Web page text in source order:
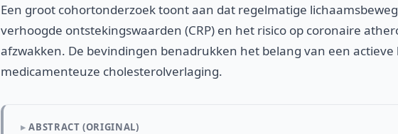
Een groot cohortonderzoek toont aan dat regelmatige
verhoogde ontstekingswaarden (CRP) en het risico op coronaire
afzwakken. De bevindingen benadrukken het belang van een
medicamenteuze cholesterolverlaging.
ABSTRACT (ORIGINAL)